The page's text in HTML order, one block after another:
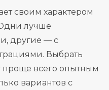
своим характером
лучше
другие — с
Выбрать
всего опытным
вариантов с